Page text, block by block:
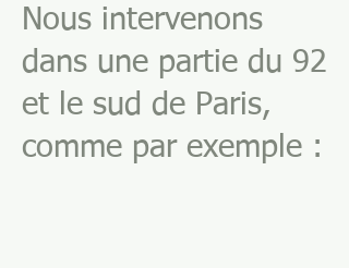
Nous intervenons
dans une partie du 92
et le sud de Paris,
comme par exemple :